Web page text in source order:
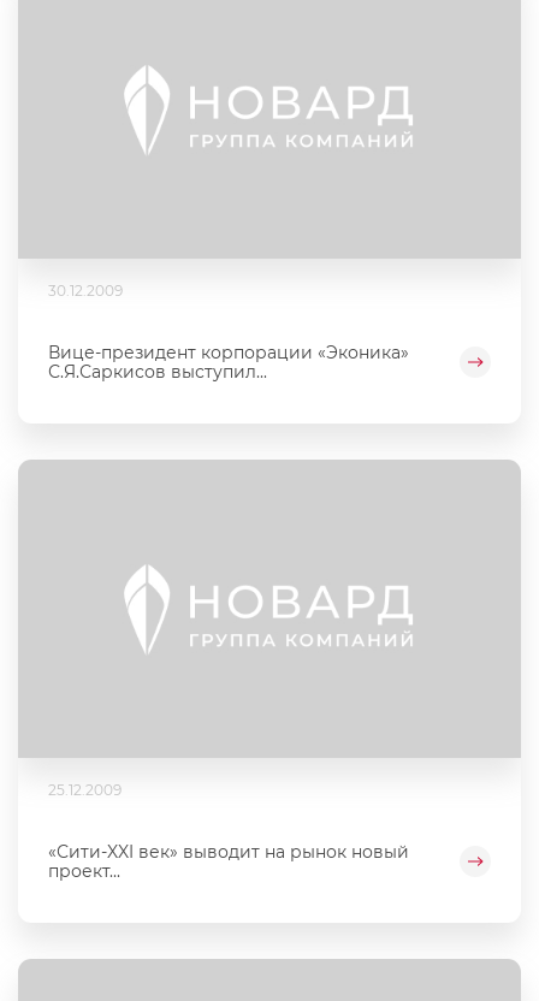
30.12.2009
Вице-президент корпорации «Эконика»
С.Я.Саркисов выступил...
25.12.2009
«Сити-XXI век» выводит на рынок новый
проект...